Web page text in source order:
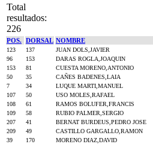
Total
resultados:
226
POS. DORSAL NOMBRE
123 137
JUAN DOLS,JAVIER
96
153 DARAS ROGLA,JOAQUIN
153
81 CUESTA MORENO,ANTONIO
50
35 CAÑES BADENES,LAIA
7
34 LUQUE MARTI,MANUEL
107
50 USO MOLES,RAFAEL
108
61 RAMOS BOLUFER,FRANCIS
109
58 RUBIO PALMER,SERGIO
207
41 BERNAT BURDEUS,PEDRO JOSE
209
49 CASTILLO GARGALLO,RAMON
39
170 MORENO DIAZ,DAVID